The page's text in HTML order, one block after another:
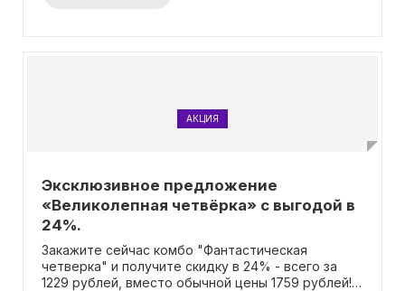
АКЦИЯ
Эксклюзивное предложение
«Великолепная четвёрка» с выгодой в
24%.
Закажите сейчас комбо "Фантастическая
четверка" и получите скидку в 24% - всего за
1229 рублей, вместо обычной цены 1759 рублей! В